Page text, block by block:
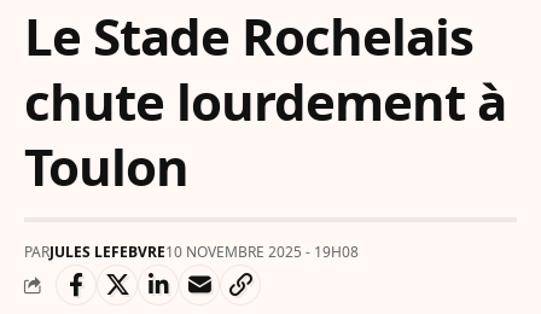
Le Stade Rochelais
chute lourdement à
Toulon
PARJULES LEFEBVRE10 NOVEMBRE 2025 - 19H08